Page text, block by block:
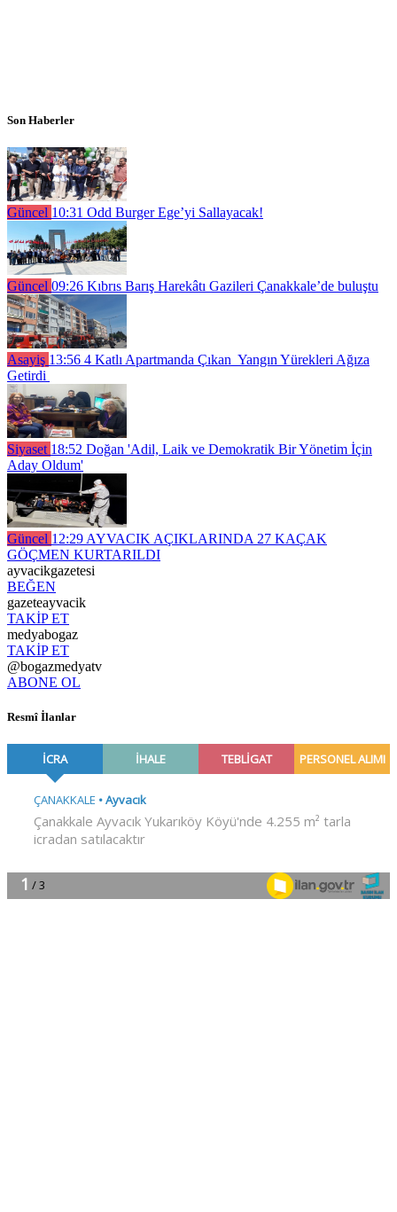
Son Haberler
Güncel 10:31 Odd Burger Ege’yi Sallayacak!
Güncel 09:26 Kıbrıs Barış Harekâtı Gazileri Çanakkale’de buluştu
Asayiş 13:56 4 Katlı Apartmanda Çıkan Yangın Yürekleri Ağıza
Getirdi
Siyaset 18:52 Doğan 'Adil, Laik ve Demokratik Bir Yönetim İçin
Aday Oldum'
Güncel 12:29 AYVACIK AÇIKLARINDA 27 KAÇAK
GÖÇMEN KURTARILDI
ayvacikgazetesi
BEĞEN
gazeteayvacik
TAKİP ET
medyabogaz
TAKİP ET
@bogazmedyatv
ABONE OL
Resmî İlanlar